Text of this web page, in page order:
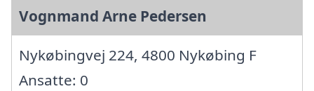
Vognmand Arne Pedersen
Nykøbingvej 224, 4800 Nykøbing F
Ansatte: 0